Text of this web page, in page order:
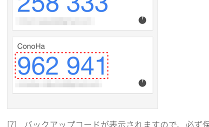
[7] バックアップコードが表示されますので、必ず